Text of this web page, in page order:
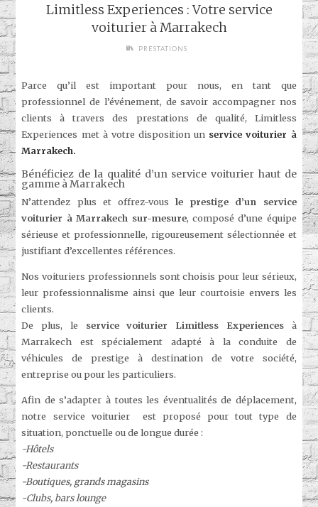
Limitless Experiences : Votre service
voiturier à Marrakech
PRESTATIONS
Parce qu’il est important pour nous, en tant que
professionnel de l’événement, de savoir accompagner nos
clients à travers des prestations de qualité, Limitless
Experiences met à votre disposition un service voiturier à
Marrakech.
Bénéficiez de la qualité d’un service voiturier haut de
gamme à Marrakech
N’attendez plus et offrez-vousle prestige d’un service
voiturier à Marrakech sur-mesure, composé d’une équipe
sérieuse et professionnelle, rigoureusement sélectionnée et
justifiant d’excellentes références.
Nos voituriers professionnels sont choisis pour leur sérieux,
leur professionnalisme ainsi que leur courtoisie envers les
clients.
De plus, le service voiturier Limitless Experiencesà
Marrakech est spécialement adapté à la conduite de
véhicules de prestige à destination de votre société,
entreprise ou pour les particuliers.
Afin de s’adapter à toutes les éventualités de déplacement,
notre service voiturier est proposé pour tout type de
situation, ponctuelle ou de longue durée :
-Hôtels
-Restaurants
-Boutiques, grands magasins
-Clubs, bars lounge